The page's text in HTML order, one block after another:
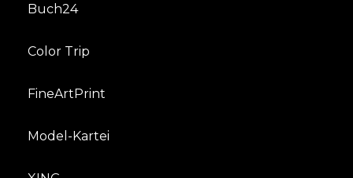
Buch24
Color Trip
FineArtPrint
Model-Kartei